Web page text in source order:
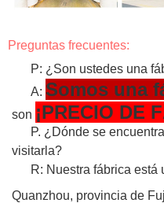
Preguntas frecuentes:
P: ¿Son ustedes una
A: Somos una
son ¡PRECIO DE
P. ¿Dónde se
visitarla?
R: Nuestra fábrica
Quanzhou, provincia de